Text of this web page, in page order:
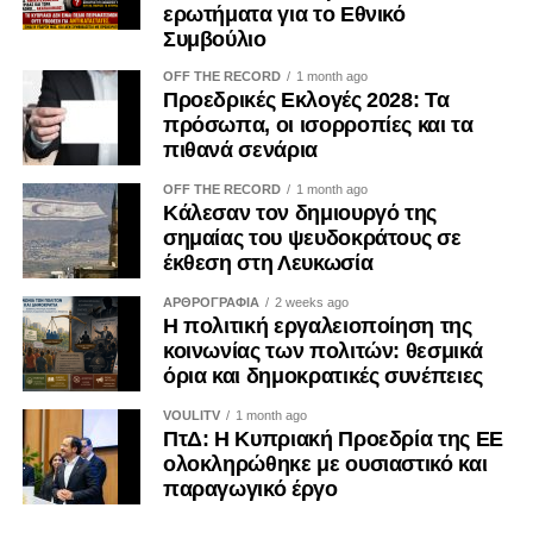
Η ψηφιακή επικοινωνία διευρύνει περαιτέρω το πεδίο της
αποσπάσματα και χορηγούμενες αναρτήσεις μπορούν να
αναπαράγουν για μεγάλο χρονικό διάστημα μια
περιορισμένη δράση, δημιουργώντας την εντύπωση
αποδοχής. Ο Κανονισμός (ΕΕ) 2024/900 για τη διαφάνεια
και τη στόχευση της πολιτικής διαφήμισης, ο οποίος
εφαρμόζεται κατά το μεγαλύτερο μέρος του από τις 10
του πολιτικού διαφημιστικού περιεχομένου και
γνωστοποίησης του χρηματοδότη. Μολονότι κάθε
ανάρτηση κοινωνικού φορέα δεν συνιστά πολιτική
κοινωνικό περιεχόμενο χρηματοδοτείται ή
επαναχρησιμοποιείται με σκοπό την εκλογική ή πολιτική
επιρροή.
ερωτήματα για το Εθνικό
Συμβούλιο
OFF THE RECORD 1 month ago
Προεδρικές Εκλογές 2028: Τα
πρόσωπα, οι ισορροπίες και τα
πιθανά σενάρια
OFF THE RECORD 1 month ago
Κάλεσαν τον δημιουργό της
σημαίας του ψευδοκράτους σε
έκθεση στη Λευκωσία
ΑΡΘΡΟΓΡΑΦΙΑ 2 weeks ago
Η πολιτική εργαλειοποίηση της
κοινωνίας των πολιτών: θεσμικά
όρια και δημοκρατικές συνέπειες
VOULITV 1 month ago
ΠτΔ: Η Κυπριακή Προεδρία της ΕΕ
ολοκληρώθηκε με ουσιαστικό και
παραγωγικό έργο